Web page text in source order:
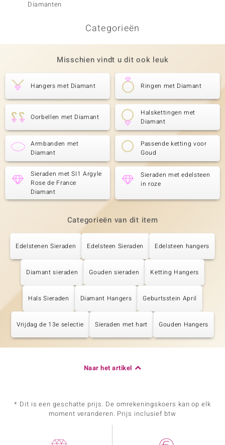
Diamanten
Categorieën
Misschien vindt u dit ook leuk
Hangers met Diamant Ringen met Diamant
Oorbellen met Diamant
Halskettingen met
Diamant
Armbanden met
Diamant
Passende ketting voor
Goud
Sieraden met SI1 Argyle
Rose de France
Diamant
Sieraden met edelsteen
in roze
Categorieën van dit item
Edelstenen Sieraden Edelsteen Sieraden Edelsteen hangers
Diamant sieraden Gouden sieraden Ketting Hangers
Hals Sieraden Diamant Hangers Geburtsstein April
Vrijdag de 13e selectie Sieraden met hart Gouden Hangers
Naar het artikel
* Dit is een geschatte prijs. De omrekeningskoers kan op elk
moment veranderen. Prijs inclusief btw